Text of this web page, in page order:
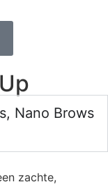
Nano Brows
zachte,